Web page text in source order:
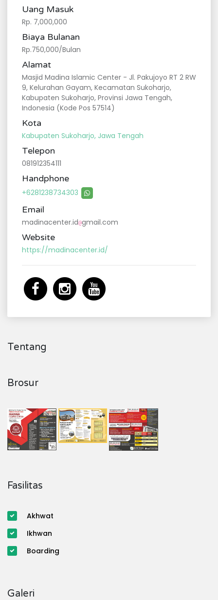
Tentang
Brosur
Fasilitas
Akhwat
Ikhwan
Boarding
Galeri
Uang Masuk
Rp. 7,000,000
Biaya Bulanan
Rp.750,000/Bulan
Alamat
Masjid Madina Islamic Center - Jl. Pakujoyo RT 2 RW
9, Kelurahan Gayam, Kecamatan Sukoharjo,
Kabupaten Sukoharjo, Provinsi Jawa Tengah,
Indonesia (Kode Pos 57514)
Kota
Kabupaten Sukoharjo, Jawa Tengah
Telepon
081912354111
Handphone
+6281238734303
Email
madinacenter.id@gmail.com
Website
https://madinacenter.id/